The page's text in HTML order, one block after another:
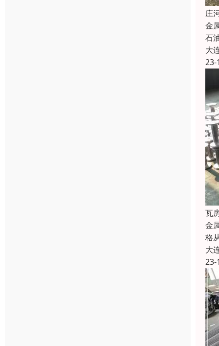
庄
金
石
大
23-
瓦
金
格
大
23-